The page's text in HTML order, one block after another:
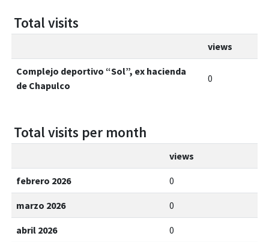
Total visits
views
Complejo deportivo “Sol”, ex hacienda
de Chapulco
0
Total visits per month
views
febrero 2026 0
marzo 2026 0
abril 2026 0